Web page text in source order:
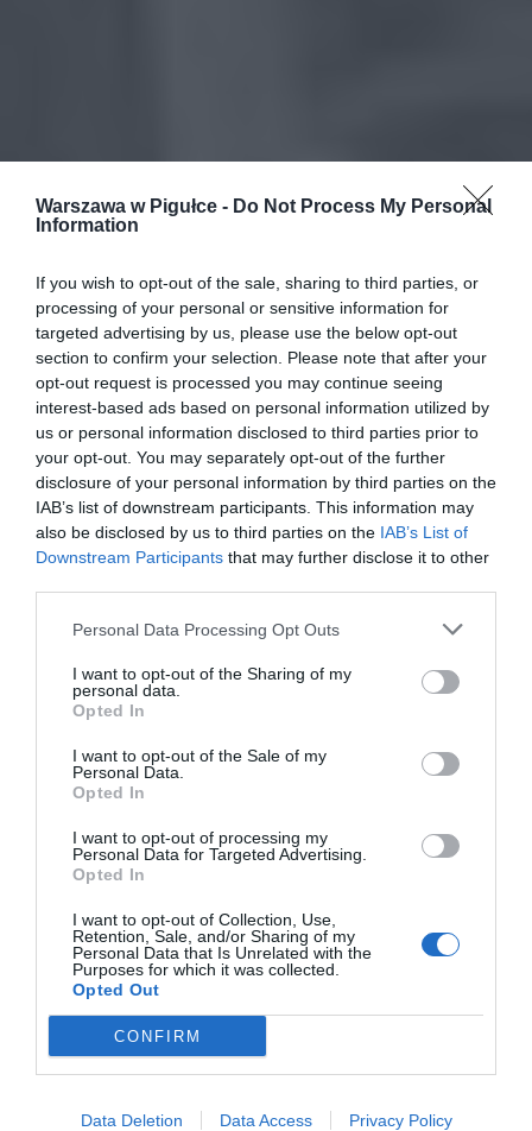
Warszawa w Pigułce - Do Not Process My Personal
Information
If you wish to opt-out of the sale, sharing to third parties, or
processing of your personal or sensitive information for
targeted advertising by us, please use the below opt-out
section to confirm your selection. Please note that after your
opt-out request is processed you may continue seeing
interest-based ads based on personal information utilized by
us or personal information disclosed to third parties prior to
your opt-out. You may separately opt-out of the further
disclosure of your personal information by third parties on the
IAB’s list of downstream participants. This information may
also be disclosed by us to third parties on the IAB’s List of
Downstream Participants that may further disclose it to other
Personal Data Processing Opt Outs
I want to opt-out of the Sharing of my
personal data.
Opted In
I want to opt-out of the Sale of my
Personal Data.
Opted In
I want to opt-out of processing my
Personal Data for Targeted Advertising.
Opted In
I want to opt-out of Collection, Use,
Retention, Sale, and/or Sharing of my
Personal Data that Is Unrelated with the
Purposes for which it was collected.
Opted Out
CONFIRM
Data Deletion Data Access Privacy Policy